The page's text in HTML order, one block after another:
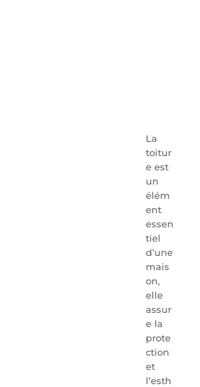
La
toitur
e est
un
élém
ent
essen
tiel
d’une
mais
on,
elle
assur
e la
prote
ction
et
l’esth